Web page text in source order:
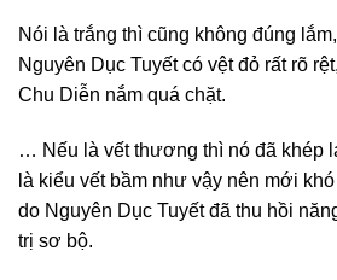
Nói là trắng thì cũng không đúng
Nguyên Dục Tuyết có vệt đỏ rất rõ
Chu Diễn nắm quá chặt.
… Nếu là vết thương thì nó đã khép
là kiểu vết bầm như vậy nên mới
do Nguyên Dục Tuyết đã thu hồi
trị sơ bộ.